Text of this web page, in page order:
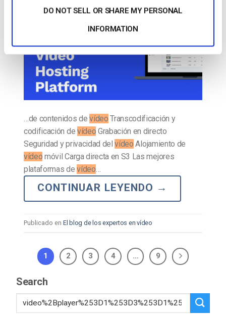
DO NOT SELL OR SHARE MY PERSONAL
INFORMATION
…de contenidos devídeo Transcodificación y
codificación de vídeo Grabación en directo
Seguridad y privacidad delvídeo Alojamiento de
vídeo móvil Carga directa en S3 Las mejores
plataformas devídeo
CONTINUAR LEYENDO →
Publicado en El blog de los expertos en vídeo
1 2 3 4 … 9
Search